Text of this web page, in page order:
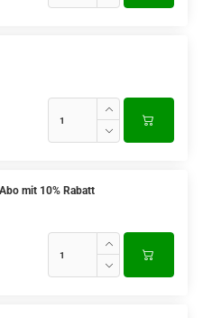
mit 10% Rabatt